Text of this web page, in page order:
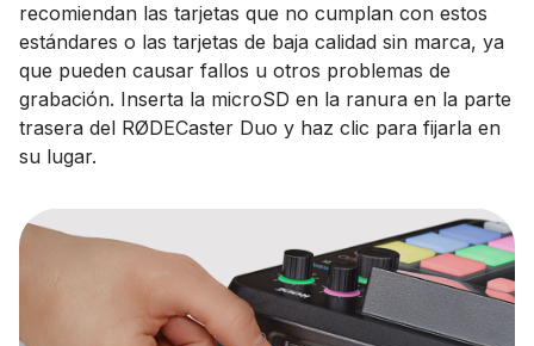
recomiendan las tarjetas que no cumplan con estos
estándares o las tarjetas de baja calidad sin marca, ya
que pueden causar fallos u otros problemas de
grabación. Inserta la microSD en la ranura en la parte
trasera del RØDECaster Duo y haz clic para fijarla en
su lugar.